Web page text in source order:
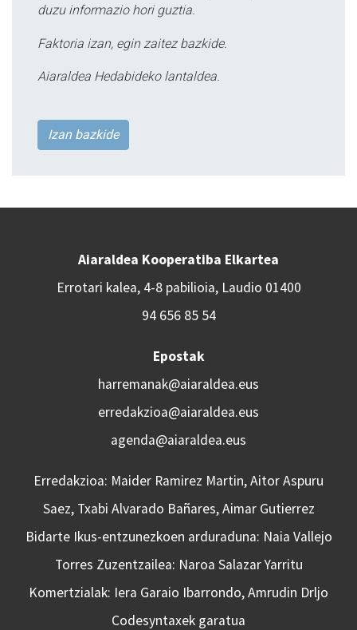
duzu informazio hori guztia.
Faktoria izan, egin zaitez bazkide.
Aiaraldea Hedabideko lantaldea.
Izan bazkide
Aiaraldea Kooperatiba Elkartea
Errotari kalea, 4-8 pabilioia, Laudio 01400
94 656 85 54
Epostak
harremanak@aiaraldea.eus
erredakzioa@aiaraldea.eus
agenda@aiaraldea.eus
Erredakzioa: Maider Ramirez Martin, Aitor Aspuru
Saez, Txabi Alvarado Bañares, Aimar Gutierrez
Bidarte Ikus-entzunezkoen arduraduna: Naia Vallejo
Torres Zuzentzailea: Naroa Salazar Yarritu
Komertzialak: Iera Garaio Ibarrondo, Amrudin Drljo
Codesyntaxek garatua